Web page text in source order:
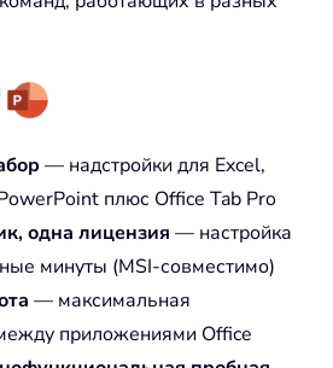
— надстройки для Excel,
плюс Office Tab Pro
одна лицензия — настройка
минуты (MSI-совместимо)
— максимальная
приложениями Office